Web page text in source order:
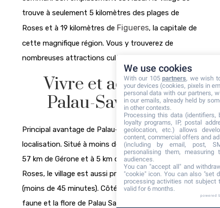
trouve à seulement 5 kilomètres des plages de
Roses et à 19 kilomètres de Figueres, la capitale de
cette magnifique région. Vous y trouverez de
nombreuses attractions culturelles et sportives.
Vivre et acheter à
Palau-Saverdera
Principal avantage de Palau-Saverdera : sa
localisation. Situé à moins de 75 km de Perpignan, à
57 km de Gérone et à 5 km des plages de la ville de
Roses, le village est aussi proche des aéroports
(moins de 45 minutes). Côté environnement, la
faune et la flore de Palau Saverdera sont
We use cookies
With our 105partners, we wish
your devices (cookies, pixels in
personal data with our partners,
in our emails, already held by
in other contexts.
Processing this data (identifiers,
loyalty programs, IP, postal
geolocation, etc.) allows
content, commercial offers and
(including by email, post,
personalising them, measuring
audiences.
You can "accept all" and
"cookie" icon. You can also "set
processing activities not subject
valid for 6 months.
powered